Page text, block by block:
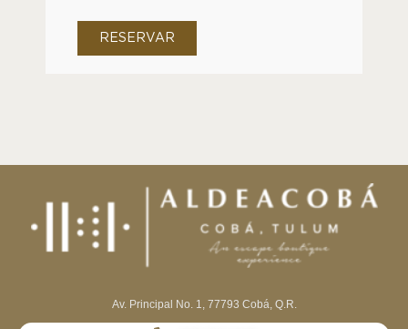
RESERVAR
Av. Principal No. 1, 77793 Cobá, Q.R.